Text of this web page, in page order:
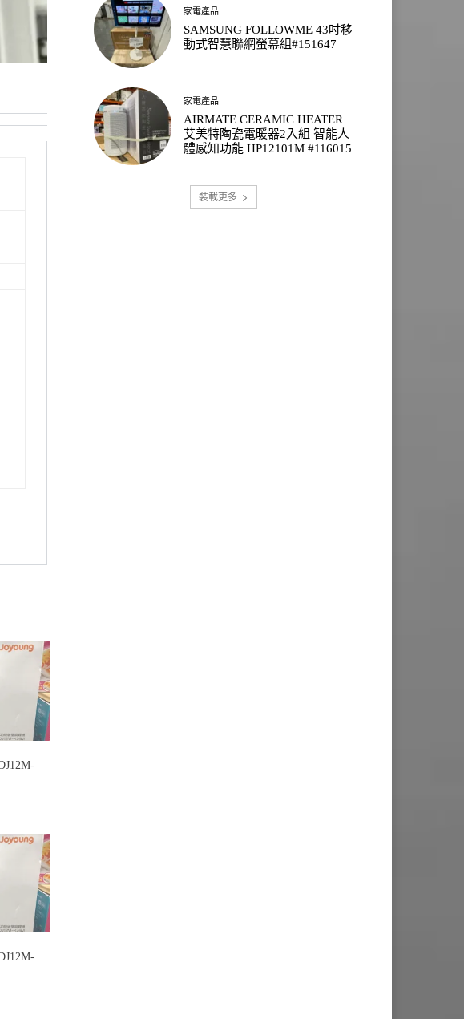
家電產品
SAMSUNG FOLLOWME 43吋移
動式智慧聯網螢幕組#151647
家電產品
AIRMATE CERAMIC HEATER
艾美特陶瓷電暖器2入組 智能人
體感知功能 HP12101M #116015
裝載更多